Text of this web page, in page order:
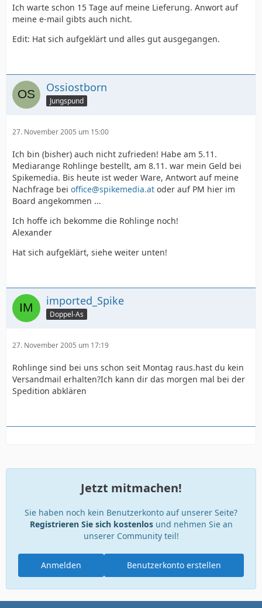
Ich warte schon 15 Tage auf meine Lieferung. Anwort auf
meine e-mail gibts auch nicht.
Edit: Hat sich aufgeklärt und alles gut ausgegangen.
Ossiostborn
Jungspund
27. November 2005 um 15:00
Ich bin (bisher) auch nicht zufrieden! Habe am 5.11.
Mediarange Rohlinge bestellt, am 8.11. war mein Geld bei
Spikemedia. Bis heute ist weder Ware, Antwort auf meine
Nachfrage bei office@spikemedia.at oder auf PM hier im
Board angekommen ...
Ich hoffe ich bekomme die Rohlinge noch!
Alexander
Hat sich aufgeklärt, siehe weiter unten!
imported_Spike
Doppel-As
27. November 2005 um 17:19
Rohlinge sind bei uns schon seit Montag raus.hast du kein
Versandmail erhalten?Ich kann dir das morgen mal bei der
Spedition abklären
Jetzt mitmachen!
Sie haben noch kein Benutzerkonto auf unserer Seite?
Registrieren Sie sich kostenlosund nehmen Sie an
unserer Community teil!
Benutzerkonto erstellen
Anmelden